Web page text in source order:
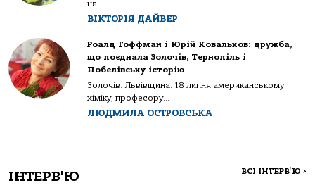
на...
ВІКТОРІЯ ДАЙВЕР
Роалд Гоффман і Юрій Ковальков: дружба,
що поєднала Золочів, Тернопіль і
Нобелівську історію
Золочів. Львівщина. 18 липня американському
хіміку, професору...
ЛЮДМИЛА ОСТРОВСЬКА
ІНТЕРВ'Ю ВСІ ІНТЕРВ'Ю >